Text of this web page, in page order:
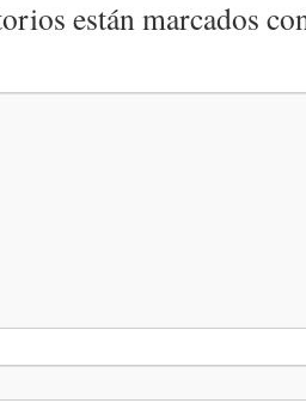
están marcados